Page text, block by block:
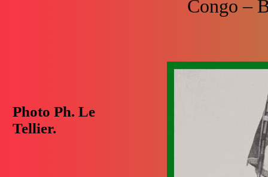
Congo –
Photo Ph. Le
Tellier.